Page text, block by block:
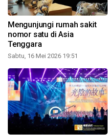
Mengunjungi rumah sakit
nomor satu di Asia
Tenggara
Sabtu, 16 Mei 2026 19:51